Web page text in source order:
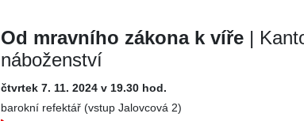
Od mravního zákona k víře|
náboženství
čtvrtek 7. 11. 2024 v 19.30 hod.
barokní refektář (vstup Jalovcová 2)